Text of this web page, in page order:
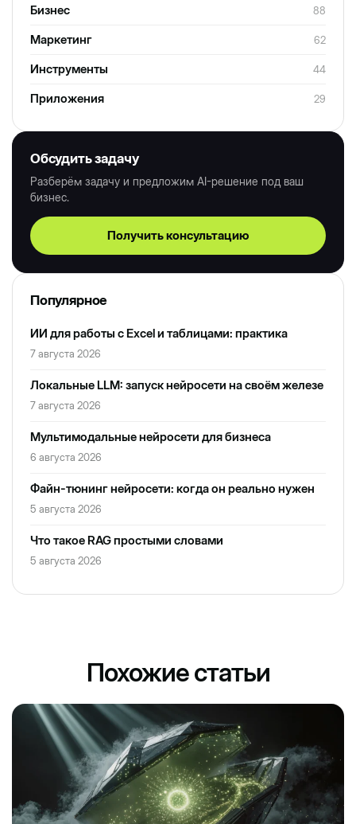
Бизнес 88
Маркетинг 62
Инструменты 44
Приложения 29
Обсудить задачу
Разберём задачу и предложим AI-решение под ваш
бизнес.
Получить консультацию
Популярное
ИИ для работы с Excel и таблицами: практика
7 августа 2026
Локальные LLM: запуск нейросети на своём железе
7 августа 2026
Мультимодальные нейросети для бизнеса
6 августа 2026
Файн-тюнинг нейросети: когда он реально нужен
5 августа 2026
Что такое RAG простыми словами
5 августа 2026
Похожие статьи